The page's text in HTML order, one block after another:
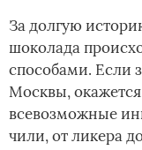
За долгую
шоколада
способами. Если
Москвы,
всевозможные
чили, от ликера